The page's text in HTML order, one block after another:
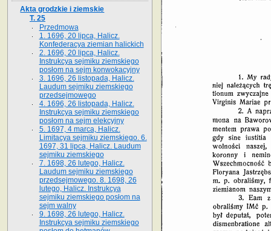
Akta grodzkie i ziemskie
T. 25
Przedmowa
1. 1696, 20 lipca, Halicz.
Konfederacya ziemian halickich
2. 1696, 20 lipca, Halicz.
Instrukcya sejmiku ziemskiego
posłom na sejm konwokacyjny
3. 1696, 26 listopada, Halicz.
Laudum sejmiku ziemskiego
przedsejmowego
4. 1696, 26 listopada, Halicz.
Instrukcya sejmiku ziemskiego
posłom na sejm elekcyjny
5. 1697, 4 marca, Halicz.
Limitacya sejmiku ziemskiego. 6.
1697, 31 lipca, Halicz. Laudum
sejmiku ziemskiego
7. 1698, 26 lutego, Halicz.
Laudum sejmiku ziemskiego
przedsejmowego. 8. 1698, 26
lutego, Halicz. Instrukcya
sejmiku ziemskiego posłom na
sejm walny
9. 1698, 26 lutego, Halicz.
Instrukcya sejmiku ziemskiego